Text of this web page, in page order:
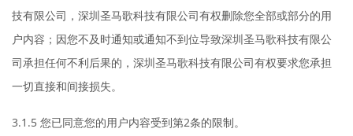
技有限公司，深圳圣马歌科技有限公司有权删除您全部或部分的用
户内容；因您不及时通知或通知不到位导致深圳圣马歌科技有限公
司承担任何不利后果的，深圳圣马歌科技有限公司有权要求您承担
一切直接和间接损失。
3.1.5 您已同意您的用户内容受到第2条的限制。